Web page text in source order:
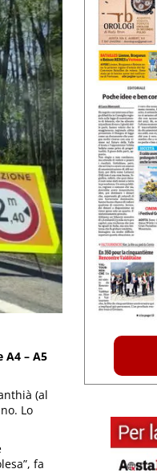
– A5
(al
Lo
fa